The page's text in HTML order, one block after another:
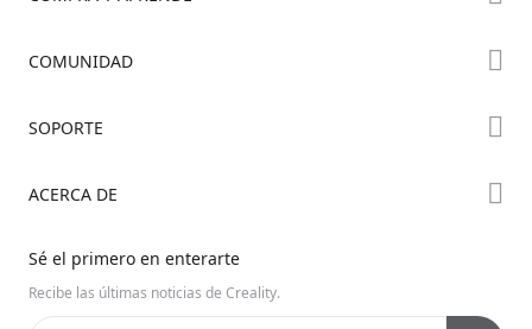
Serie K2
COMUNIDAD
Discord
SOPORTE
Centro de Videos
Soporte de Productos
ACERCA DE
Sobre Nosotros
Sé el primero en enterarte
Recibe las últimas noticias de Creality.